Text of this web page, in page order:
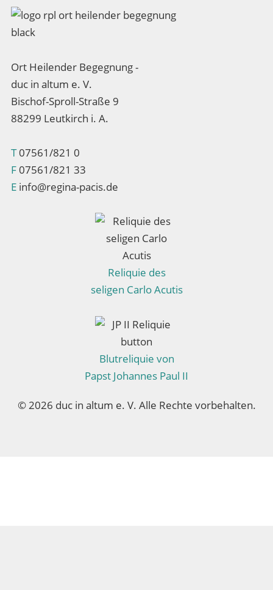
Ort Heilender Begegnung -
duc in altum e. V.
Bischof-Sproll-Straße 9
88299 Leutkirch i. A.
T07561/821 0
F07561/821 33
E info@regina-pacis.de
Reliquie des
seligen Carlo Acutis
Blutreliquie von
Papst Johannes Paul II
© 2026 duc in altum e. V. Alle Rechte vorbehalten.